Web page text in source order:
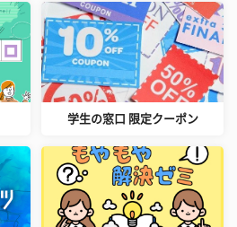
学生の窓口 限定クーポン